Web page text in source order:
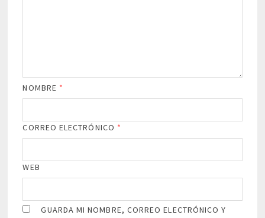
NOMBRE *
CORREO ELECTRÓNICO *
WEB
GUARDA MI NOMBRE, CORREO ELECTRÓNICO Y